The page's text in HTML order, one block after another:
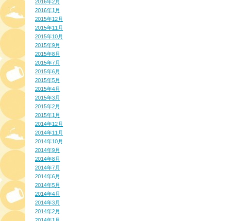
2016年2月
2016年1月
2015年12月
2015年11月
2015年10月
2015年9月
2015年8月
2015年7月
2015年6月
2015年5月
2015年4月
2015年3月
2015年2月
2015年1月
2014年12月
2014年11月
2014年10月
2014年9月
2014年8月
2014年7月
2014年6月
2014年5月
2014年4月
2014年3月
2014年2月